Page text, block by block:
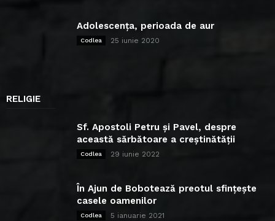
Adolescența, perioada de aur
Codlea 25 iunie 2020
RELIGIE
Sf. Apostoli Petru și Pavel, despre
această sărbătoare a creștinătății
Codlea 29 iunie 2022
În Ajun de Bobotează preotul sfințește
casele oamenilor
Codlea 5 ianuarie 2021